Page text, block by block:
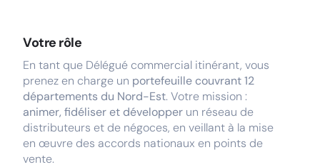
Votre rôle
En tant que Délégué commercial itinérant, vous
prenez en charge un portefeuille couvrant 12
départements du Nord-Est. Votre mission :
animer, fidéliser et développer un réseau de
distributeurs et de négoces, en veillant à la mise
en œuvre des accords nationaux en points de
vente.